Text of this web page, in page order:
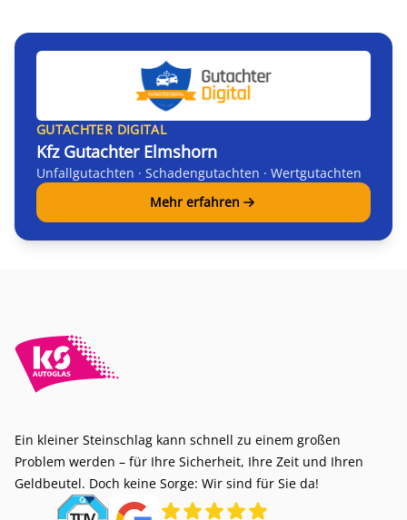
GUTACHTER DIGITAL
Kfz Gutachter Elmshorn
Unfallgutachten · Schadengutachten · Wertgutachten
Mehr erfahren
Ein kleiner Steinschlag kann schnell zu einem großen
Problem werden – für Ihre Sicherheit, Ihre Zeit und Ihren
Geldbeutel. Doch keine Sorge: Wir sind für Sie da!